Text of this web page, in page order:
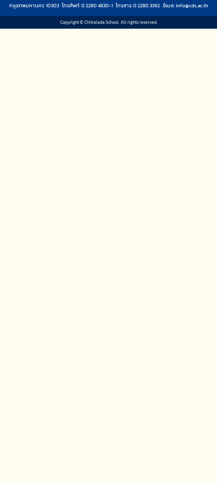
กรุงเทพมหานคร 10303 โทรศัพท์: 0 2280 4830-1 โทรสาร: 0 2280 3392 อีเมล:info@cds.ac.th
Copyright © Chitralada School. All rights reserved.